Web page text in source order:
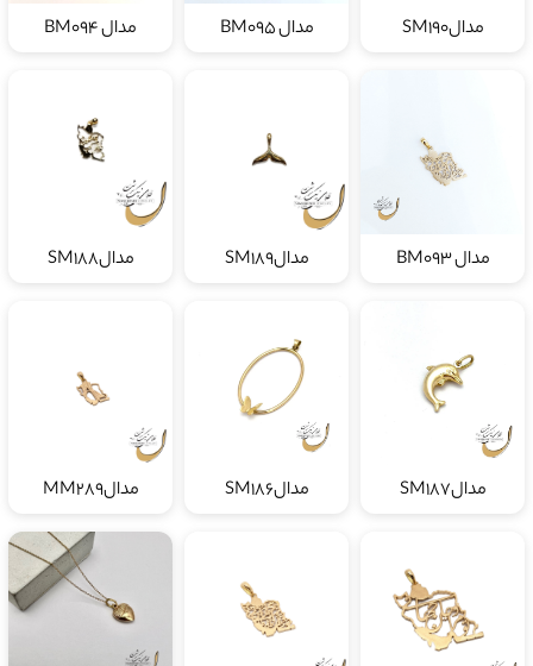
مدالSM190 مدال BM095 مدال BM094
مدال BM093 مدالSM189 مدالSM188
مدالSM187 مدالSM186 مدالMM289